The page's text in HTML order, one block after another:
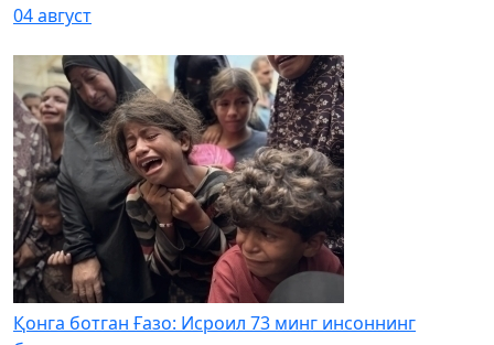
04 август
Қонга ботган Ғазо: Исроил 73 минг инсоннинг